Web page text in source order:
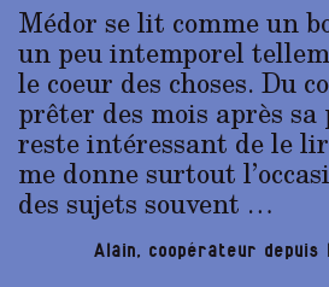
Médor se lit comme un
un peu intemporel
le coeur des choses. Du
prêter des mois après
reste intéressant de le
me donne surtout
des sujets souvent …
Alain, coopérateur